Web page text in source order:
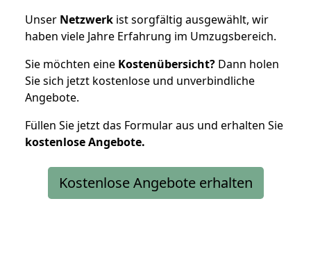
Unser Netzwerk ist sorgfältig ausgewählt, wir
haben viele Jahre Erfahrung im Umzugsbereich.
Sie möchten eine Kostenübersicht? Dann holen
Sie sich jetzt kostenlose und unverbindliche
Angebote.
Füllen Sie jetzt das Formular aus und erhalten Sie
kostenloseAngebote.
Kostenlose Angebote erhalten